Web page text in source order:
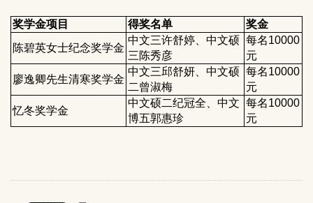
奖学金项目 得奖名单
奖金
陈碧英女士纪念奖学金
中文三许舒婷、中文硕
三陈秀彦
每名10000
元
廖逸卿先生清寒奖学金
中文三邱舒妍、 中文硕
二曾淑梅
每名10000
元
忆冬奖学金
中文硕二纪冠全、中文
博五郭惠珍
每名10000
元